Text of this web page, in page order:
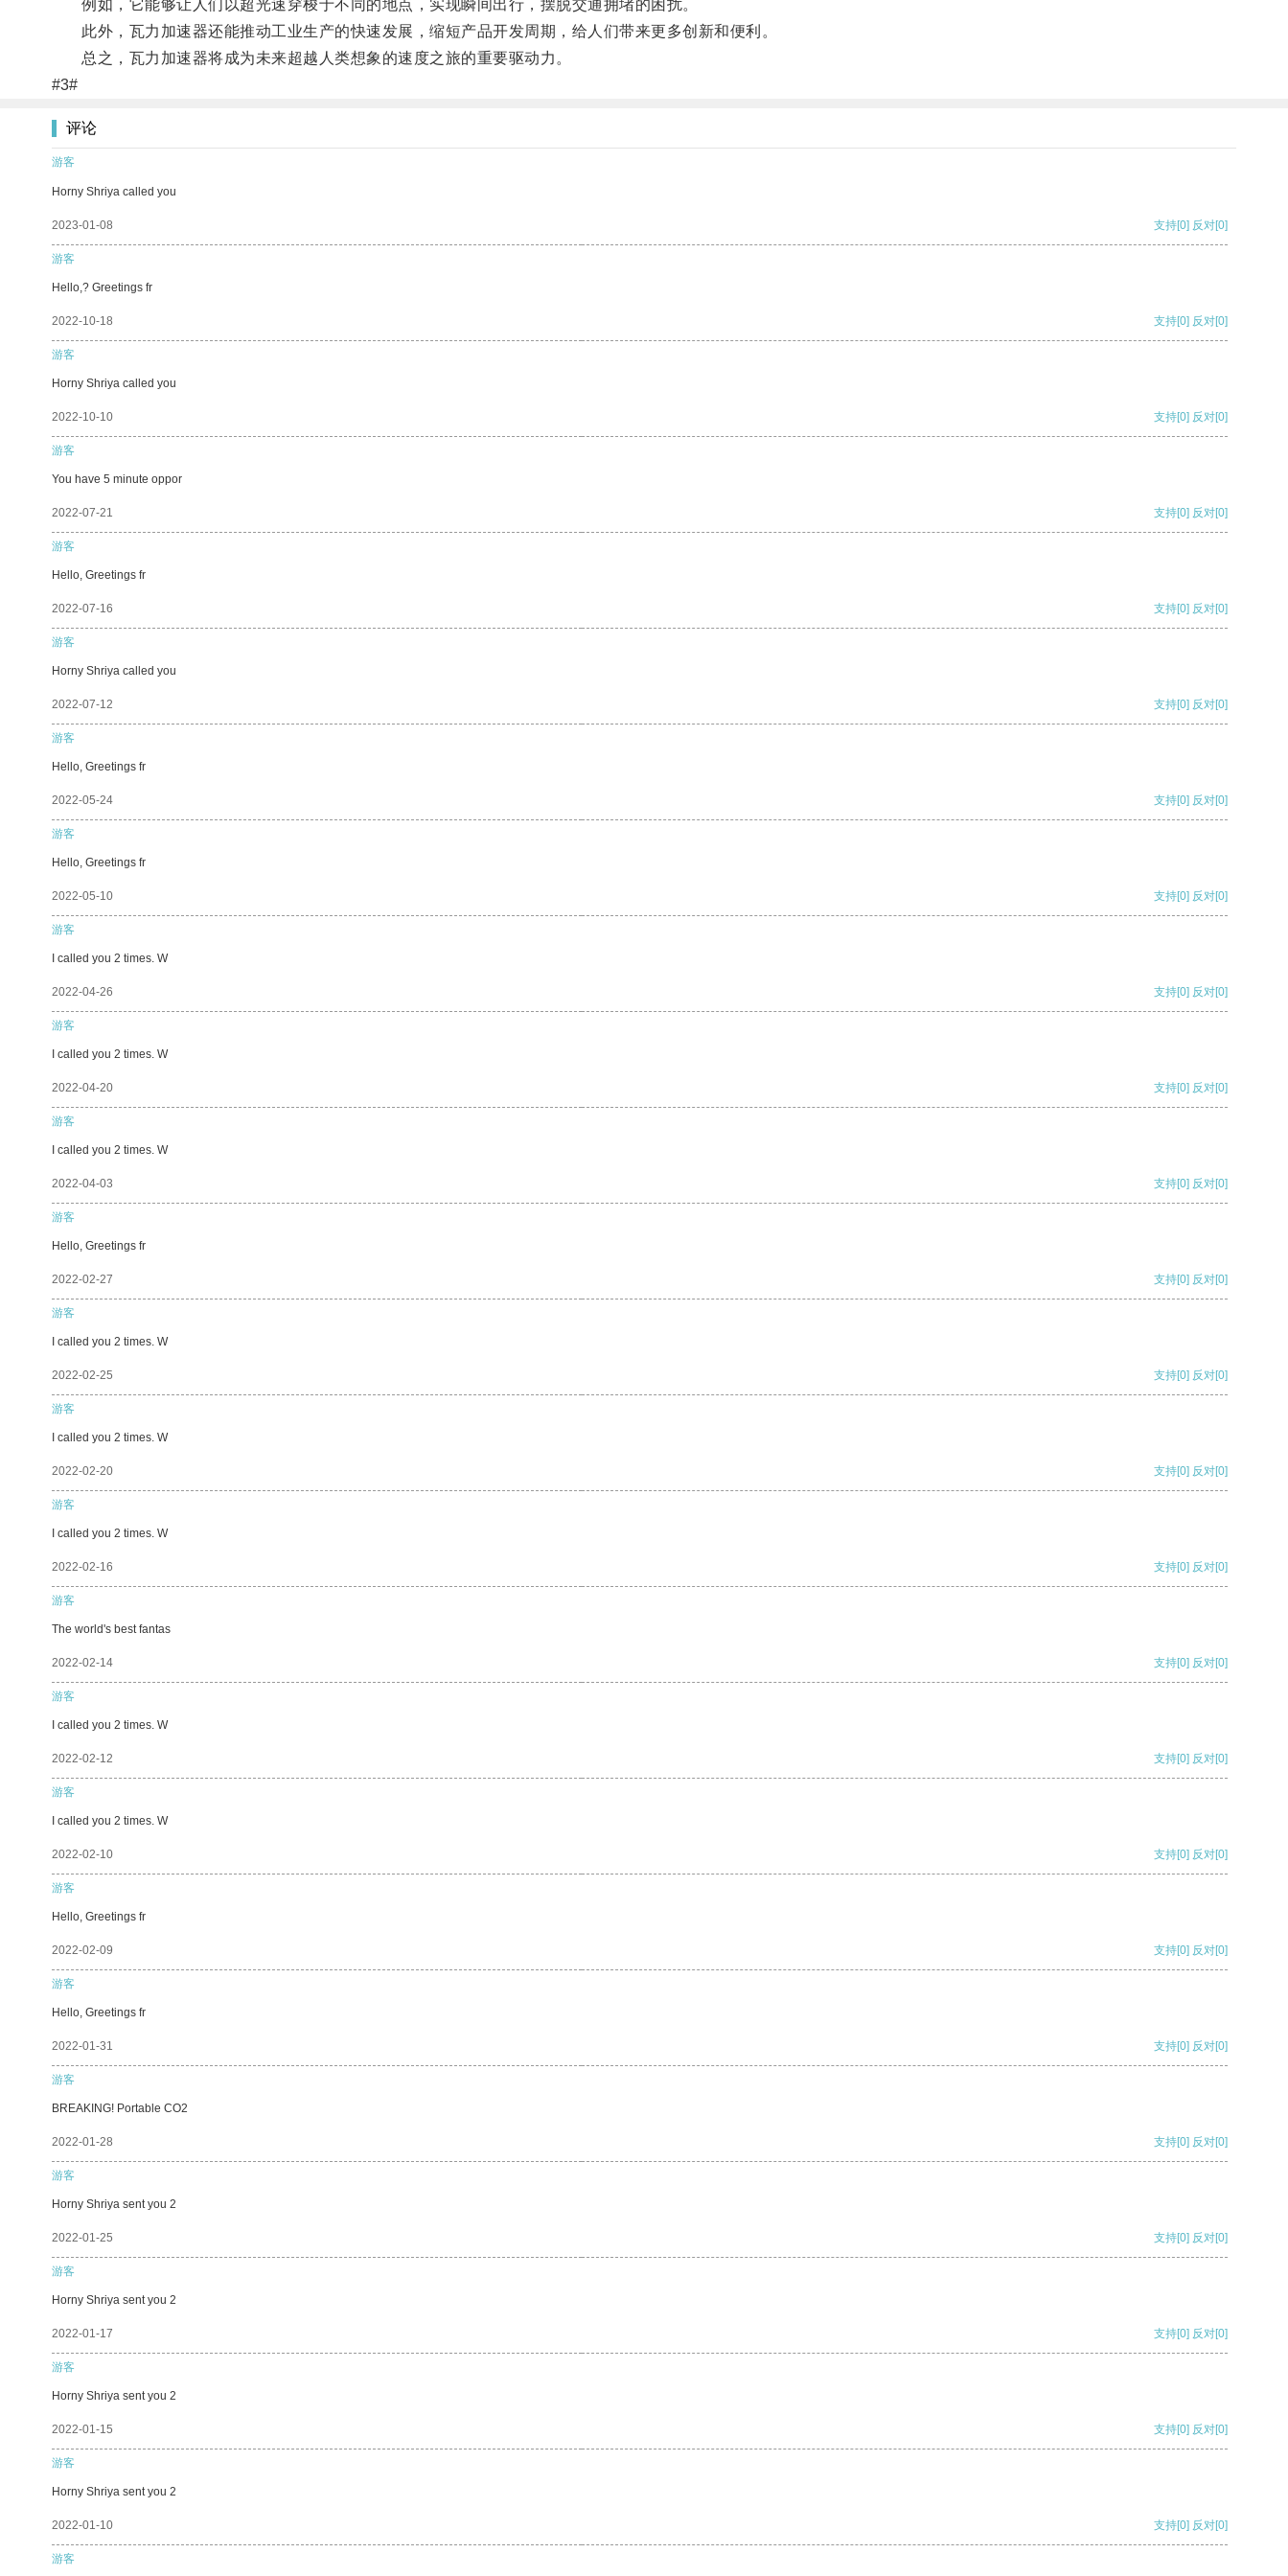
例如，它能够让人们以超光速穿梭于不同的地点，实现瞬间出行，摆脱交通拥堵的困扰。
此外，瓦力加速器还能推动工业生产的快速发展，缩短产品开发周期，给人们带来更多创新和便利。
总之，瓦力加速器将成为未来超越人类想象的速度之旅的重要驱动力。
#3#
评论
游客
Horny Shriya called you
2023-01-08 支持[0] 反对[0]
游客
Hello,? Greetings fr
2022-10-18 支持[0] 反对[0]
游客
Horny Shriya called you
2022-10-10 支持[0] 反对[0]
游客
You have 5 minute oppor
2022-07-21 支持[0] 反对[0]
游客
Hello, Greetings fr
2022-07-16 支持[0] 反对[0]
游客
Horny Shriya called you
2022-07-12 支持[0] 反对[0]
游客
Hello, Greetings fr
2022-05-24 支持[0] 反对[0]
游客
Hello, Greetings fr
2022-05-10 支持[0] 反对[0]
游客
I called you 2 times. W
2022-04-26 支持[0] 反对[0]
游客
I called you 2 times. W
2022-04-20 支持[0] 反对[0]
游客
I called you 2 times. W
2022-04-03 支持[0] 反对[0]
游客
Hello, Greetings fr
2022-02-27 支持[0] 反对[0]
游客
I called you 2 times. W
2022-02-25 支持[0] 反对[0]
游客
I called you 2 times. W
2022-02-20 支持[0] 反对[0]
游客
I called you 2 times. W
2022-02-16 支持[0] 反对[0]
游客
The world's best fantas
2022-02-14 支持[0] 反对[0]
游客
I called you 2 times. W
2022-02-12 支持[0] 反对[0]
游客
I called you 2 times. W
2022-02-10 支持[0] 反对[0]
游客
Hello, Greetings fr
2022-02-09 支持[0] 反对[0]
游客
Hello, Greetings fr
2022-01-31 支持[0] 反对[0]
游客
BREAKING! Portable CO2
2022-01-28 支持[0] 反对[0]
游客
Horny Shriya sent you 2
2022-01-25 支持[0] 反对[0]
游客
Horny Shriya sent you 2
2022-01-17 支持[0] 反对[0]
游客
Horny Shriya sent you 2
2022-01-15 支持[0] 反对[0]
游客
Horny Shriya sent you 2
2022-01-10 支持[0] 反对[0]
游客